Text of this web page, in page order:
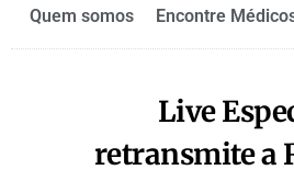
Quem somos Encontre
Live
retransmite a